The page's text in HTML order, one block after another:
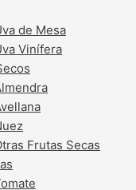
de Mesa
Vinífera
Frutas Secas